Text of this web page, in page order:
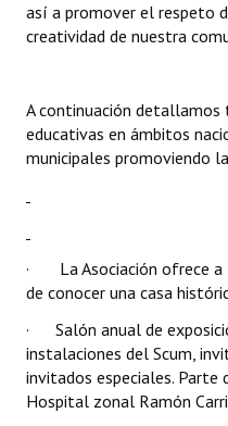
Reconocimientos - Registro
Entrega de distinciones
REFORMA DE LA CARTA
así a promover el respeto
creatividad de nuestra
A continuación detallamos
educativas en ámbitos
municipales promoviendo
· La Asociación ofrece a
de conocer una casa
· Salón anual de
instalaciones del Scum,
invitados especiales. Parte
Hospital zonal Ramón